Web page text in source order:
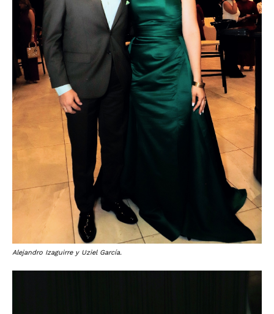
Alejandro Izaguirre y Uziel García.